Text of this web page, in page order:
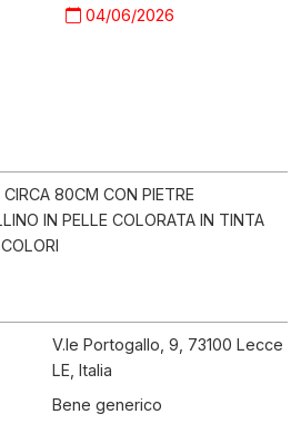
04/06/2026
80CM CON PIETRE
IN PELLE COLORATA IN TINTA
V.le Portogallo, 9, 73100 Lecce
LE, Italia
Bene generico